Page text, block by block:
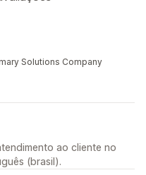
Solutions Company
ao cliente no
(brasil).